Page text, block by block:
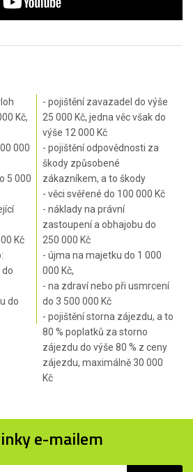
Kč,
000
5 000
Kč
do
- pojištění zavazadel do výše
25 000 Kč, jedna věc však do
výše 12 000 Kč
- pojištění odpovědnosti za
škody způsobené
zákazníkem, a to škody
- věci svěřené do 100 000 Kč
- náklady na právní
zastoupení a obhajobu do
250 000 Kč
- újma na majetku do 1 000
000 Kč,
- na zdraví nebo při usmrcení
do 3 500 000 Kč
- pojištění storna zájezdu, a to
80 % poplatků za storno
zájezdu do výše 80 % z ceny
zájezdu, maximálně 30 000
Kč
e-mailem